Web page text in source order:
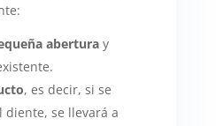
aberturay
, es decir, si se
diente, se llevará a